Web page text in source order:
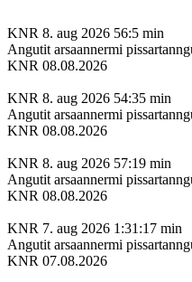
KNR 8. aug 2026 56:5 min
Angutit arsaannermi
KNR 08.08.2026
KNR 8. aug 2026 54:35 min
Angutit arsaannermi
KNR 08.08.2026
KNR 8. aug 2026 57:19 min
Angutit arsaannermi
KNR 08.08.2026
KNR 7. aug 2026 1:31:17 min
Angutit arsaannermi
KNR 07.08.2026